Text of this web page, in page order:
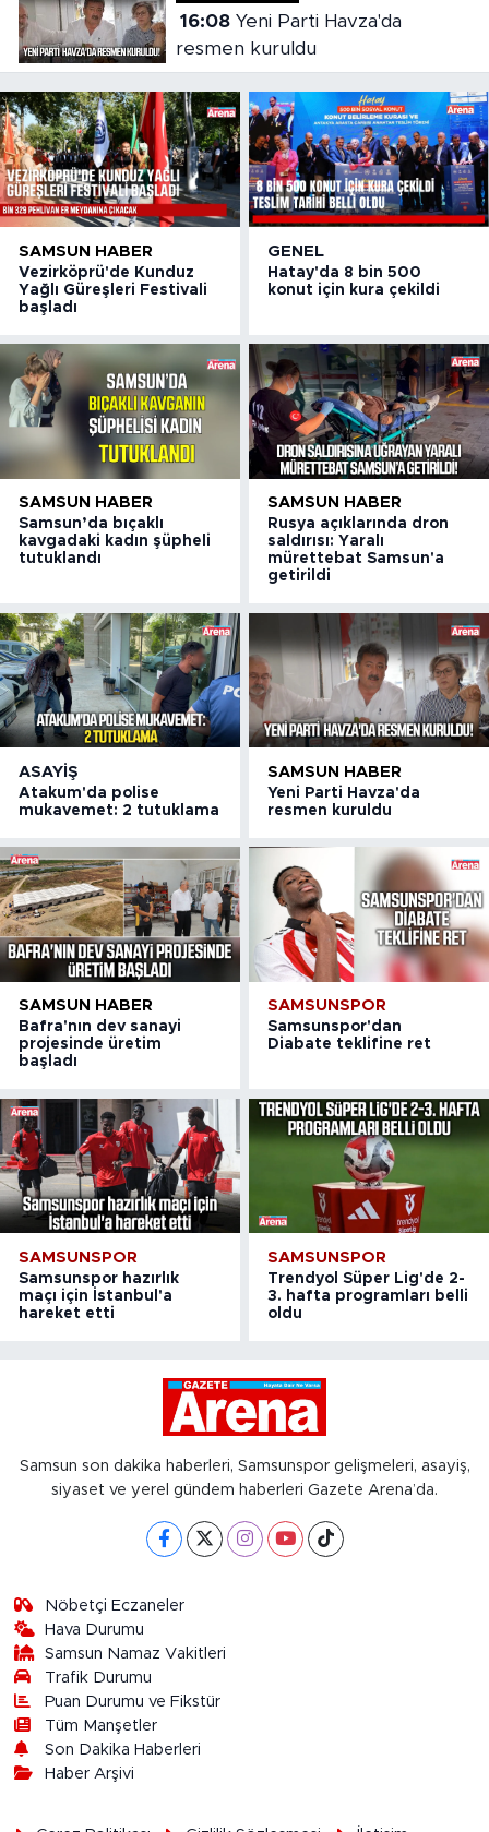
16:08Yeni Parti Havza'da
resmen kuruldu
SAMSUN HABER
Vezirköprü'de Kunduz
Yağlı Güreşleri Festivali
başladı
GENEL
Hatay'da 8 bin 500
konut için kura çekildi
SAMSUN HABER
Samsun’da bıçaklı
kavgadaki kadın şüpheli
tutuklandı
SAMSUN HABER
Rusya açıklarında dron
saldırısı: Yaralı
mürettebat Samsun'a
getirildi
ASAYIŞ
Atakum'da polise
mukavemet: 2 tutuklama
SAMSUN HABER
Yeni Parti Havza'da
resmen kuruldu
SAMSUN HABER
Bafra'nın dev sanayi
projesinde üretim
başladı
SAMSUNSPOR
Samsunspor'dan
Diabate teklifine ret
SAMSUNSPOR
Samsunspor hazırlık
maçı için İstanbul'a
hareket etti
SAMSUNSPOR
Trendyol Süper Lig'de 2-
3. hafta programları belli
oldu
Samsun son dakika haberleri, Samsunspor gelişmeleri, asayiş,
siyaset ve yerel gündem haberleri Gazete Arena’da.
Nöbetçi Eczaneler
Hava Durumu
Samsun Namaz Vakitleri
Trafik Durumu
Puan Durumu ve Fikstür
Tüm Manşetler
Son Dakika Haberleri
Haber Arşivi